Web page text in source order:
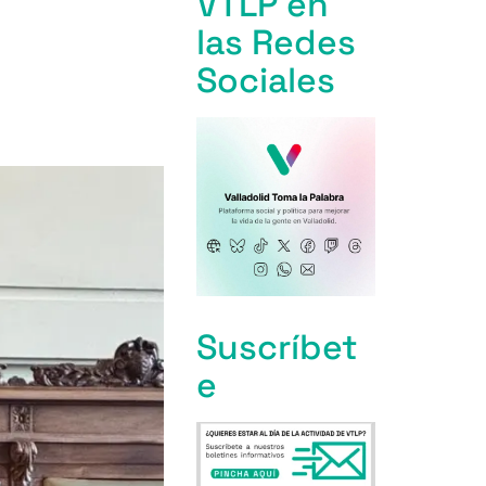
las Redes
Sociales
Suscríbet
e